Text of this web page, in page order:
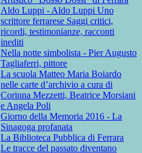
Aldo Luppi - Aldo Luppi Uno
scrittore ferrarese Saggi critici,
ricordi, testimonianze, racconti
inediti
Nella notte simbolista - Pier Augusto
Tagliaferri, pittore
La scuola Matteo Maria Boiardo
nelle carte d’archivio a cura di
Corinna Mezzetti, Beatrice Morsiani
e Angela Poli
Giorno della Memoria 2016 - La
Sinagoga profanata
La Biblioteca Pubblica di Ferrara
Le tracce del passato diventano